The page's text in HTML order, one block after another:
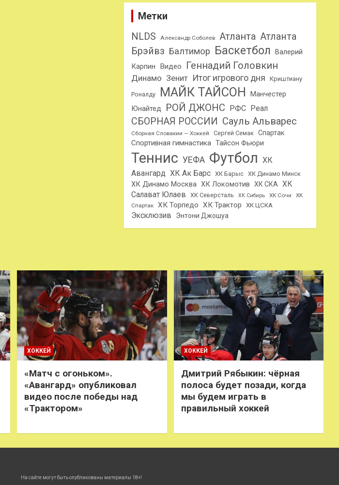
Метки
NLDS
Александр Соболев Атланта Атланта
Брэйвз Балтимор Баскетбол
Валерий
Карпин
Видео Геннадий Головкин
Динамо Зенит Итог игрового дня Криштиану
Роналду МАЙК ТАЙСОН
Манчестер
Юнайтед
РОЙ ДЖОНС РФС Реал
СБОРНАЯ РОССИИ Сауль Альварес
Сборная Словакии — Хоккей Сергей Семак Спартак
Спортивная гимнастика Тайсон Фьюри
Теннис УЕФА Футбол ХК
Авангард ХК Ак Барс ХК Барыс ХК Динамо Минск
ХК Динамо Москва ХК Локомотив ХК СКА
ХК
Салават Юлаев
ХК Северсталь ХК Сибирь ХК Сочи
ХК
Спартак
ХК Торпедо ХК Трактор ХК ЦСКА
Эксклюзив Энтони Джошуа
ХОККЕЙ
«Матч с огоньком».
«Авангард» опубликовал
видео после победы над
«Трактором»
ХОККЕЙ
Дмитрий Рябыкин: чёрная
полоса будет позади, когда
мы будем играть в
правильный хоккей
На сайте могут быть опубликованы материалы 18+!